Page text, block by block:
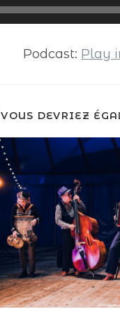
Podcast: Play
VOUS DEVRIEZ